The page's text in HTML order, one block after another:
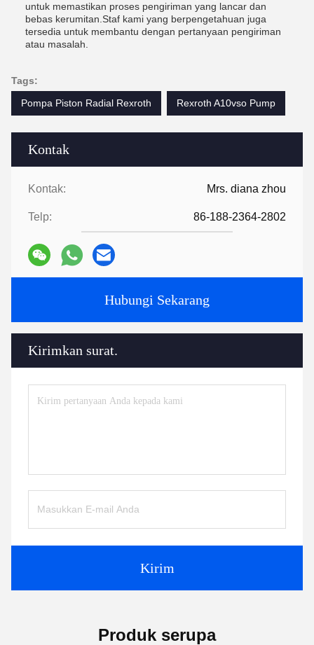
Kontak
Kontak: Mrs. diana zhou
Telp: 86-188-2364-2802
Hubungi Sekarang
Kirimkan surat.
Kirim
untuk memastikan proses pengiriman yang lancar dan
bebas kerumitan.Staf kami yang berpengetahuan juga
tersedia untuk membantu dengan pertanyaan pengiriman
atau masalah.
Tags:
Pompa Piston Radial Rexroth
Rexroth A10vso Pump
Produk serupa